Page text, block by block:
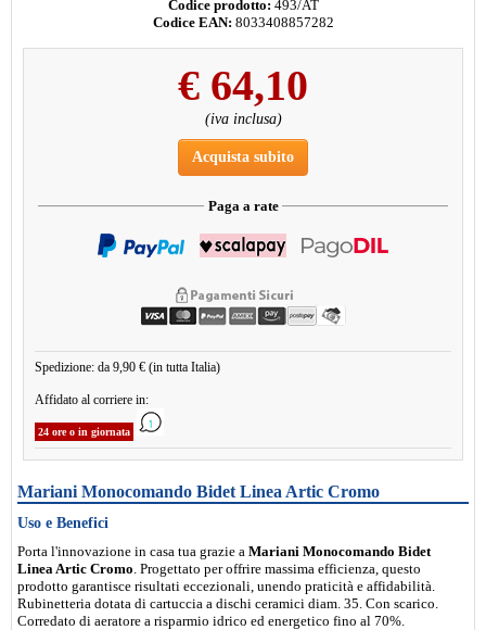
Codice prodotto: 493/AT
Codice EAN: 8033408857282
€ 64,10
(iva inclusa)
Acquista subito
Paga a rate
Spedizione: da 9,90 € (in tutta Italia)
Affidato al corriere in:
24 ore o in giornata
Mariani Monocomando Bidet Linea Artic Cromo
Uso e Benefici
Porta l'innovazione in casa tua grazie a Mariani Monocomando Bidet
Linea Artic Cromo. Progettato per offrire massima efficienza, questo
prodotto garantisce risultati eccezionali, unendo praticità e affidabilità.
Rubinetteria dotata di cartuccia a dischi ceramici diam. 35. Con scarico.
Corredato di aeratore a risparmio idrico ed energetico fino al 70%.